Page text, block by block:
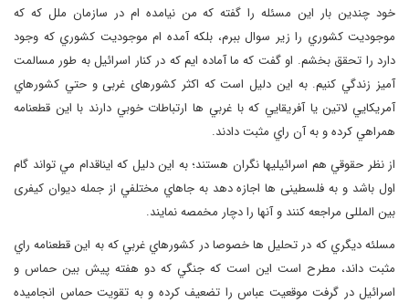
خود چندين بار اين مسئله را گفته که من نيامده ام در سازمان ملل كه كه
موجوديت كشوري را زير سوال ببرم، بلكه آمده ام موجوديت كشوري كه وجود
دارد را تحقق بخشم. او گفت كه ما آماده ايم كه در كنار اسرائيل به طور مسالمت
آميز زندگي كنیم. به اين دليل است كه اکثر کشورهای غربی و حتي كشورهاي
آمريكايي لاتين يا آفريقايي كه با غربي ها ارتباطات خوبي دارند با اين قطعنامه
همراهي کرده و به آن راي مثبت دادند.
از نظر حقوقي هم اسرائيليها نگران هستند؛ به اين دليل كه ايناقدام مي تواند گام
اول باشد و به فلسطینی ها اجازه دهد به جاهاي مختلفي از جمله دیوان کیفری
بین المللی مراجعه كنند و آنها را دچار مخمصه نمایند.
مسلئه ديگري كه در تحليل ها خصوصا در كشورهاي غربي كه به اين قطعنامه راي
مثبت داند،‌ مطرح است اين است كه جنگي كه دو هفته پيش بين حماس و
اسرائيل در گرفت موقعيت عباس را تضعيف كرده و به تقويت حماس انجاميده